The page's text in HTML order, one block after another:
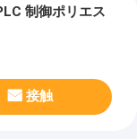
制御ポリエス
接触